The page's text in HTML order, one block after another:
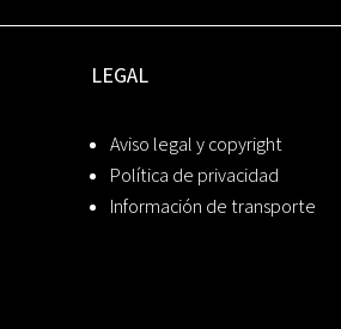
LEGAL
Aviso legal y copyright
Política de privacidad
Información de transporte